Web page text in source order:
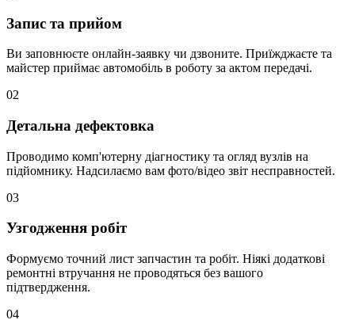
Запис та прийом
Ви заповнюєте онлайн-заявку чи дзвоните. Приїжджаєте та
майстер приймає автомобіль в роботу за актом передачі.
02
Детальна дефектовка
Проводимо комп'ютерну діагностику та огляд вузлів на
підйомнику. Надсилаємо вам фото/відео звіт несправностей.
03
Узгодження робіт
Формуємо точний лист запчастин та робіт. Ніякі додаткові
ремонтні втручання не проводяться без вашого
підтвердження.
04